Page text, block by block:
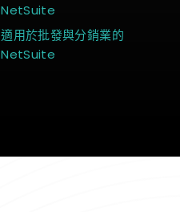
NetSuite
適用於批發與分銷業的
NetSuite